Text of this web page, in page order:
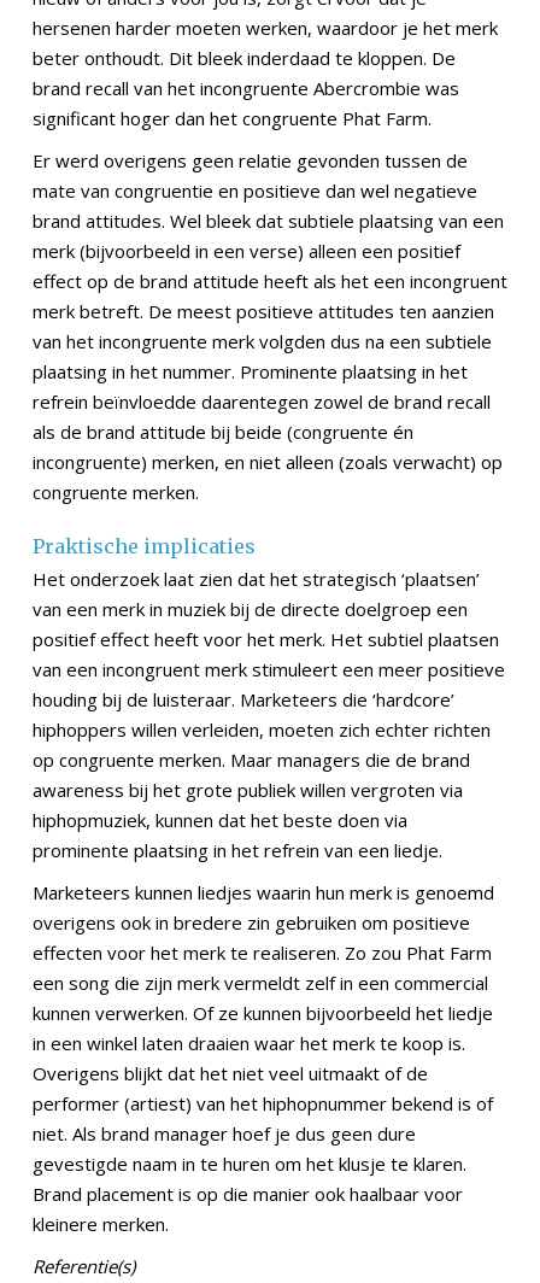
hersenen harder moeten werken, waardoor je het merk
beter onthoudt. Dit bleek inderdaad te kloppen. De
brand recall van het incongruente Abercrombie was
significant hoger dan het congruente Phat Farm.
Er werd overigens geen relatie gevonden tussen de
mate van congruentie en positieve dan wel negatieve
brand attitudes. Wel bleek dat subtiele plaatsing van een
merk (bijvoorbeeld in een verse) alleen een positief
effect op de brand attitude heeft als het een incongruent
merk betreft. De meest positieve attitudes ten aanzien
van het incongruente merk volgden dus na een subtiele
plaatsing in het nummer. Prominente plaatsing in het
refrein beïnvloedde daarentegen zowel de brand recall
als de brand attitude bij beide (congruente én
incongruente) merken, en niet alleen (zoals verwacht) op
congruente merken.
Praktische implicaties
Het onderzoek laat zien dat het strategisch ‘plaatsen’
van een merk in muziek bij de directe doelgroep een
positief effect heeft voor het merk. Het subtiel plaatsen
van een incongruent merk stimuleert een meer positieve
houding bij de luisteraar. Marketeers die ‘hardcore’
hiphoppers willen verleiden, moeten zich echter richten
op congruente merken. Maar managers die de brand
awareness bij het grote publiek willen vergroten via
hiphopmuziek, kunnen dat het beste doen via
prominente plaatsing in het refrein van een liedje.
Marketeers kunnen liedjes waarin hun merk is genoemd
overigens ook in bredere zin gebruiken om positieve
effecten voor het merk te realiseren. Zo zou Phat Farm
een song die zijn merk vermeldt zelf in een commercial
kunnen verwerken. Of ze kunnen bijvoorbeeld het liedje
in een winkel laten draaien waar het merk te koop is.
Overigens blijkt dat het niet veel uitmaakt of de
performer (artiest) van het hiphopnummer bekend is of
niet. Als brand manager hoef je dus geen dure
gevestigde naam in te huren om het klusje te klaren.
Brand placement is op die manier ook haalbaar voor
kleinere merken.
Referentie(s)